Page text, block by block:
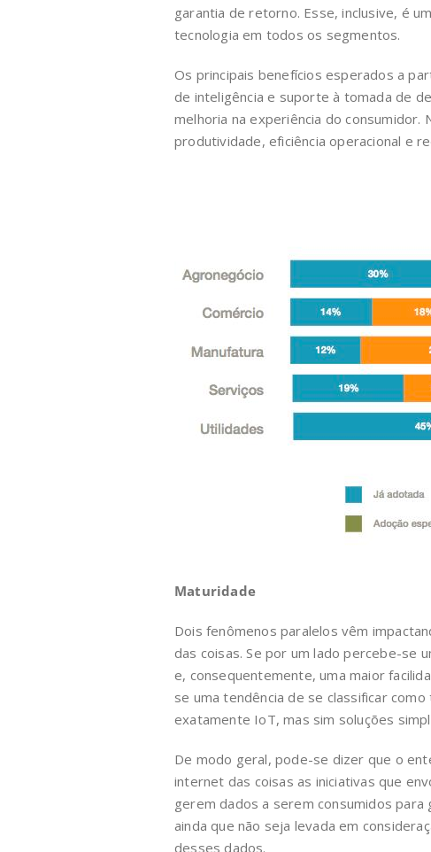
garantia de retorno. Esse, inclusive, é
tecnologia em todos os segmentos.
Os principais benefícios esperados a
de inteligência e suporte à tomada de
melhoria na experiência do consumidor.
produtividade, eficiência operacional e
Maturidade
Dois fenômenos paralelos vêm
das coisas. Se por um lado percebe-se
e, consequentemente, uma maior
se uma tendência de se classificar
exatamente IoT, mas sim soluções
De modo geral, pode-se dizer que o
internet das coisas as iniciativas que
gerem dados a serem consumidos
ainda que não seja levada em
desses dados.